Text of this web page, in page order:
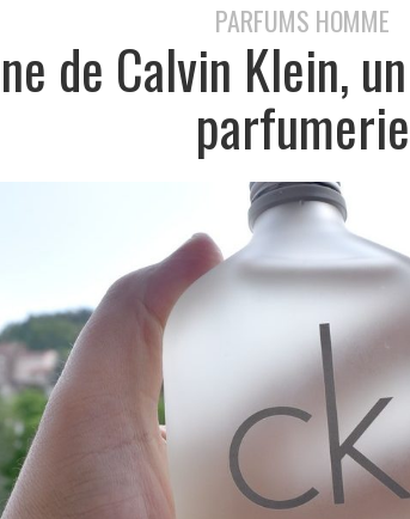
PARFUMS HOMME
de Calvin Klein,
parfumerie